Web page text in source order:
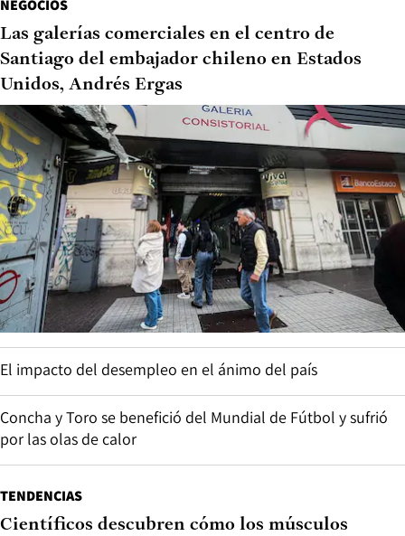
NEGOCIOS
Las galerías comerciales en el centro de
Santiago del embajador chileno en Estados
Unidos, Andrés Ergas
El impacto del desempleo en el ánimo del país
Concha y Toro se benefició del Mundial de Fútbol y sufrió
por las olas de calor
TENDENCIAS
Científicos descubren cómo los músculos